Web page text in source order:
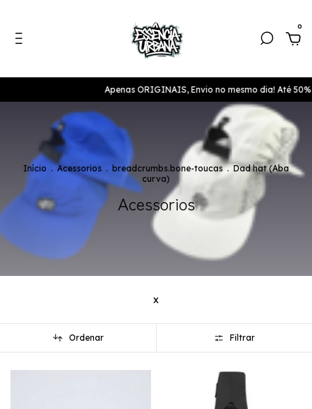
0
Apenas ORIGINAIS, Envio no mesmo dia! Até 50% de
Início . Acessorios . breadcrumbs.bone-toucas . Dad hat (Aba
curva)
Acessorios
x
Ordenar Filtrar